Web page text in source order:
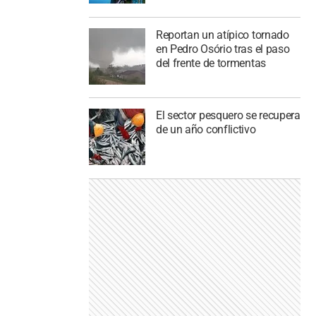
Reportan un atípico tornado
en Pedro Osório tras el paso
del frente de tormentas
El sector pesquero se recupera
de un año conflictivo